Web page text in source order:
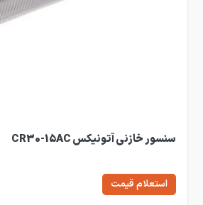
سنسور خازنی آتونیکس CR30-15AC
استعلام قیمت